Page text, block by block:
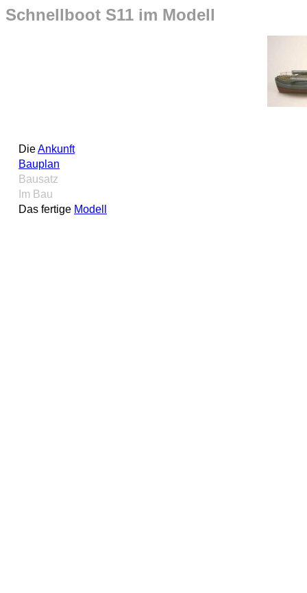
Schnellboot S11 im Modell
DieAnkunft
Bauplan
Bausatz
Im Bau
Das fertige Modell